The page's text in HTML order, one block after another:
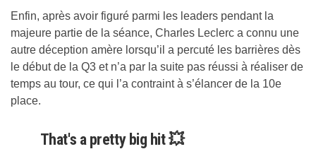
Enfin, après avoir figuré parmi les leaders pendant la
majeure partie de la séance, Charles Leclerc a connu une
autre déception amère lorsqu’il a percuté les barrières dès
le début de la Q3 et n’a par la suite pas réussi à réaliser de
temps au tour, ce qui l’a contraint à s’élancer de la 10e
place.
That's a pretty big hit 💥